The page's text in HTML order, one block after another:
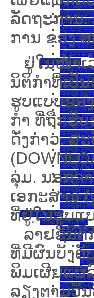
ສູນກາງ ແນ
ສູນກາງຊາ
ສູນກາງສະ
ອົງການ ກວ
ອົງການ ໄອ
ອົງການກວ
ອົງການກາແ
ນິຕິກໍາຂັ້ນແຂວງ
ນະ​ຄອນ​ຫລ
ແຂວງ ຄໍາມ່
ແຂວງ ຈໍາປ
ແຂວງ ຊຽງຂ
ແຂວງ ບໍລິຄໍາ
ແຂວງ ບໍ່ແກ້ວ
ແຂວງ ຜົ້ງສ
ແຂວງ ວຽງ
ແຂວງ ສະຫ
ແຂວງ ສາລ
ແຂວງ ຫລວ
ແຂວງ ຫົວພັ
ແຂວງ ຫຼວງ
ແຂວງ ອັດຕ
ແຂວງ ອຸດົມ
ແຂວງ ເຊກອ
ແຂວງ ໄຊຍ
ແຂວງ ໄຊສົ
ນິຕິກໍາສະບັບເກົ່າ
ນິຕິກຳຕາມປະເພດ
ລັດຖະທໍາມ
ກົດໝາຍ
ກົດ
ປະມ
ປະມ
ມະຕິຕົກລົງ
ລັດຖະບັນຍັດ
ລັດຖະດໍາລັດ
ດໍາລັດ
ລັດຖະການ.
ການ ຂອງ
ຢູ່ໃນໜ້າ​ເ
ນິຕິກໍາທີ່ເປັນ
ຮູບແບບຂອ
ກໍາ ທີ່ຖືກຮັບ
ດັ່ງກ່າວ. ສ
ລຸ່ມ. ນອກຈ
ເອກະສານ
ທີ່ຢູ່ໃນຮູບແ
ລາຍຊື່ນິຕິ
ທີ່ມີຜົນບັງຄັ
ພິມເຜີຍແຜ່
ລຽງຕາມວັ